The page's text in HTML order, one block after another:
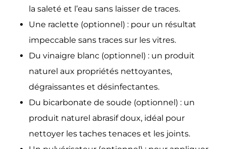
la saleté et l’eau sans laisser de traces.
Une raclette (optionnel) :pour un résultat
impeccable sans traces sur les vitres.
Du vinaigre blanc (optionnel) :un produit
naturel aux propriétés nettoyantes,
dégraissantes et désinfectantes.
Du bicarbonate de soude (optionnel) :un
produit naturel abrasif doux, idéal pour
nettoyer les taches tenaces et les joints.